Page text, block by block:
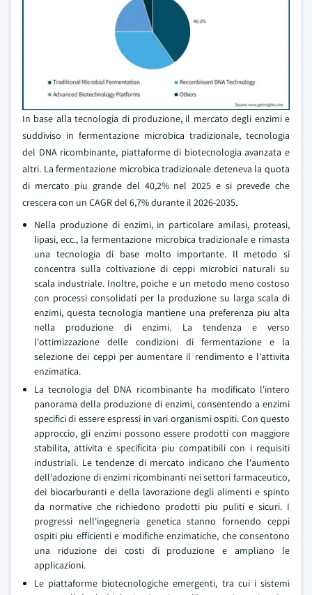
In base alla tecnologia di produzione, il mercato degli enzimi e
suddiviso in fermentazione microbica tradizionale, tecnologia
del DNA ricombinante, piattaforme di biotecnologia avanzata e
altri. La fermentazione microbica tradizionale deteneva la quota
di mercato piu grande del 40,2% nel 2025 e si prevede che
crescera con un CAGR del 6,7% durante il 2026-2035.
Nella produzione di enzimi, in particolare amilasi, proteasi,
lipasi, ecc., la fermentazione microbica tradizionale e rimasta
una tecnologia di base molto importante. Il metodo si
concentra sulla coltivazione di ceppi microbici naturali su
scala industriale. Inoltre, poiche e un metodo meno costoso
con processi consolidati per la produzione su larga scala di
enzimi, questa tecnologia mantiene una preferenza piu alta
nella produzione di enzimi. La tendenza e verso
l'ottimizzazione delle condizioni di fermentazione e la
selezione dei ceppi per aumentare il rendimento e l'attivita
enzimatica.
La tecnologia del DNA ricombinante ha modificato l'intero
panorama della produzione di enzimi, consentendo a enzimi
specifici di essere espressi in vari organismi ospiti. Con questo
approccio, gli enzimi possono essere prodotti con maggiore
stabilita, attivita e specificita piu compatibili con i requisiti
industriali. Le tendenze di mercato indicano che l'aumento
dell'adozione di enzimi ricombinanti nei settori farmaceutico,
dei biocarburanti e della lavorazione degli alimenti e spinto
da normative che richiedono prodotti piu puliti e sicuri. I
progressi nell'ingegneria genetica stanno fornendo ceppi
ospiti piu efficienti e modifiche enzimatiche, che consentono
una riduzione dei costi di produzione e ampliano le
applicazioni.
Le piattaforme biotecnologiche emergenti, tra cui i sistemi